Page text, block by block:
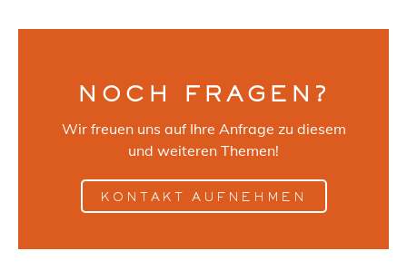
NOCH FRAGEN?
Wir freuen uns auf Ihre Anfrage zu diesem
und weiteren Themen!
KONTAKT AUFNEHMEN